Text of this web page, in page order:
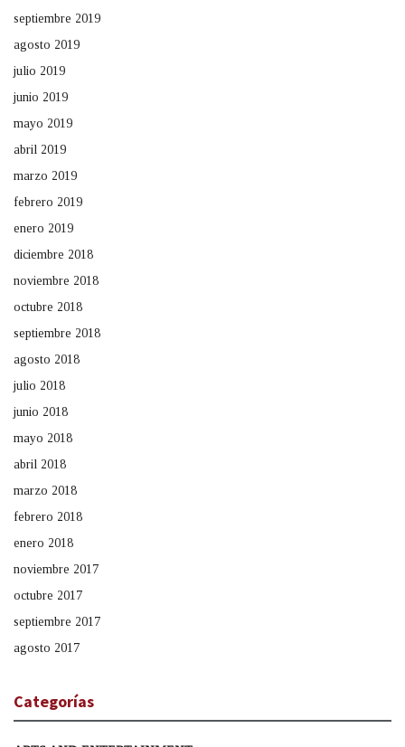
septiembre 2019
agosto 2019
julio 2019
junio 2019
mayo 2019
abril 2019
marzo 2019
febrero 2019
enero 2019
diciembre 2018
noviembre 2018
octubre 2018
septiembre 2018
agosto 2018
julio 2018
junio 2018
mayo 2018
abril 2018
marzo 2018
febrero 2018
enero 2018
noviembre 2017
octubre 2017
septiembre 2017
agosto 2017
Categorías